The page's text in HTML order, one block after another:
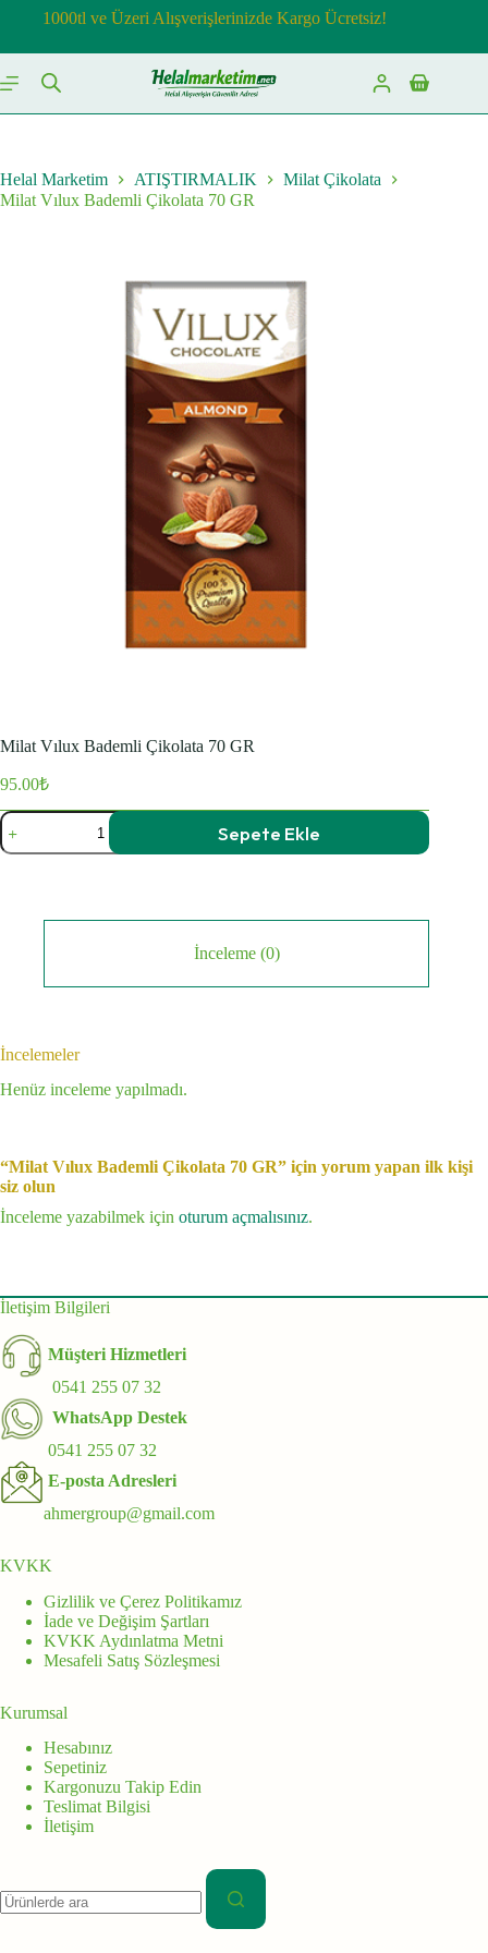
1000tl ve Üzeri Alışverişlerinizde Kargo Ücretsiz!
Shopping
cart
Helal Marketim ATIŞTIRMALIK
Milat Çikolata
Milat Vılux Bademli Çikolata 70 GR
Milat Vılux Bademli Çikolata 70 GR
95.00₺
Milat
Vılux
Bademli
Sepete Ekle
İnceleme (0)
İncelemeler
Henüz inceleme yapılmadı.
“Milat Vılux Bademli Çikolata 70 GR” için yorum yapan ilk kişi
siz olun
İnceleme yazabilmek için oturum açmalısınız.
İletişim Bilgileri
Müşteri Hizmetleri
0541 255 07 32
WhatsApp Destek
0541 255 07 32
E-posta Adresleri
ahmergroup@gmail.com
KVKK
Gizlilik ve Çerez Politikamız
İade ve Değişim Şartları
KVKK Aydınlatma Metni
Mesafeli Satış Sözleşmesi
Kurumsal
Hesabınız
Sepetiniz
Kargonuzu Takip Edin
Teslimat Bilgisi
İletişim